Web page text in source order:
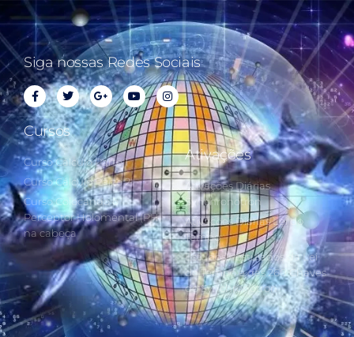
Siga nossas Redes Sociais
Cursos
Curso Cálculo Parte 1
Curso Cálculo Parte 2
Curso Colocando o
Perceptor Holomental (PH)
na cabeça
Ativações
Ativações Diárias
Synchronotron
Ativações Diárias Lei do
Tempo
Estudos Postulados da Lei
do Tempo e das 260 Chaves
do Synchronotron